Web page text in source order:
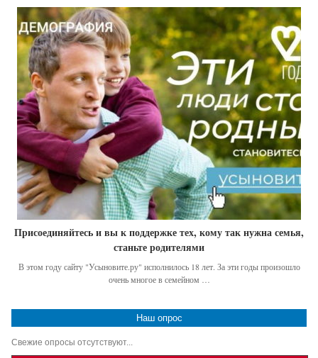
Присоединяйтесь и вы к поддержке тех, кому так нужна семья,
станьте родителями
В этом году сайту "Усыновите.ру" исполнилось 18 лет. За эти годы произошло
очень многое в семейном …
Наш опрос
Свежие опросы отсутствуют...